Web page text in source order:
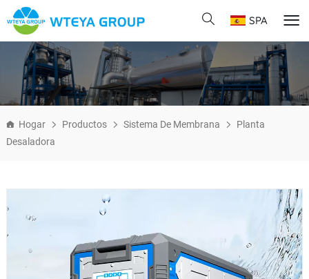
SPA
Hogar Productos Sistema De Membrana
Planta
Desaladora